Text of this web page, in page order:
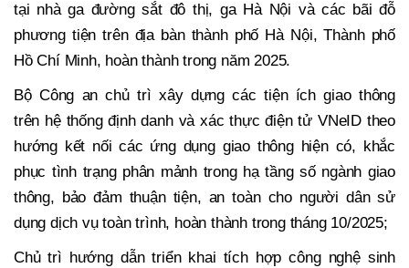
tại nhà ga đường sắt đô thị, ga Hà Nội và các bãi đỗ
phương tiện trên địa bàn thành phố Hà Nội, Thành phố
Hồ Chí Minh, hoàn thành trong năm 2025.
Bộ Công an chủ trì xây dựng các tiện ích giao thông
trên hệ thống định danh và xác thực điện tử VNeID theo
hướng kết nối các ứng dụng giao thông hiện có, khắc
phục tình trạng phân mảnh trong hạ tầng số ngành giao
thông, bảo đảm thuận tiện, an toàn cho người dân sử
dụng dịch vụ toàn trình, hoàn thành trong tháng 10/2025;
Chủ trì hướng dẫn triển khai tích hợp công nghệ sinh